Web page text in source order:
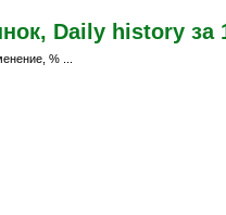
Daily history за
% ...